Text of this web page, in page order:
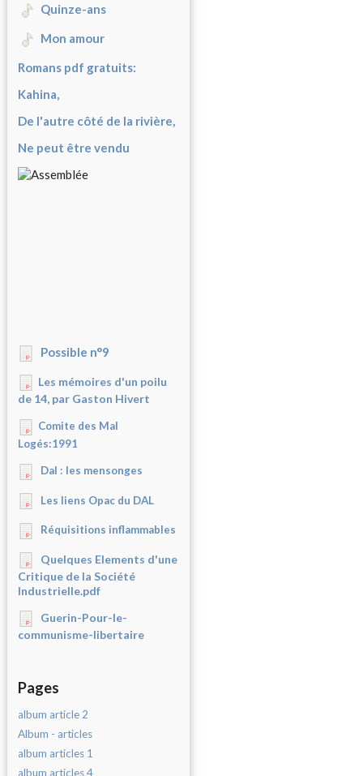
Quinze-ans
Mon amour
Romans pdf gratuits:
Kahina,
De l'autre côté de la rivière,
Ne peut être vendu
Possible n°9
Les mémoires d'un poilu
de 14, par Gaston Hivert
Comite des Mal
Logés:1991
Dal : les mensonges
Les liens Opac du DAL
Réquisitions inflammables
Quelques Elements d'une
Critique de la Société
Industrielle.pdf
Guerin-Pour-le-
communisme-libertaire
Pages
album article 2
Album - articles
album articles 1
album articles 4